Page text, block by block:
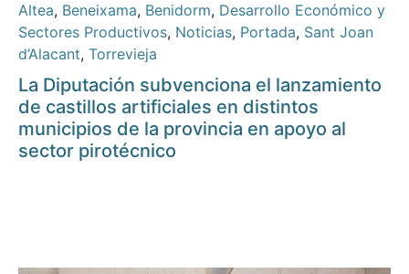
Altea, Beneixama, Benidorm, Desarrollo Económico y
Sectores Productivos, Noticias, Portada, Sant Joan
d’Alacant, Torrevieja
La Diputación subvenciona el lanzamiento
de castillos artificiales en distintos
municipios de la provincia en apoyo al
sector pirotécnico